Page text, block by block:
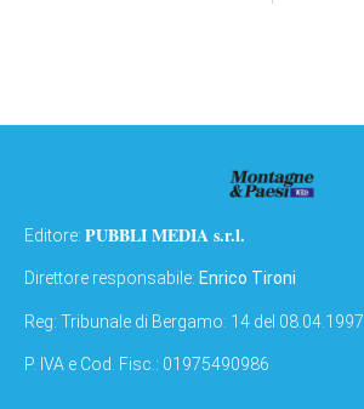
Editore: PUBBLI MEDIA s.r.l.
Direttore responsabile: Enrico Tironi
Reg: Tribunale di Bergamo: 14 del 08.04.1997
P. IVA e Cod. Fisc.: 01975490986